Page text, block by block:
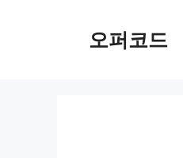
오퍼코드